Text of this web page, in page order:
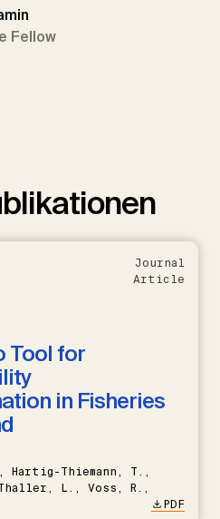
Fellow
Journal
Article
Tool for
in Fisheries
Hartig-Thiemann, T.,
L., Voss, R.,
PDF